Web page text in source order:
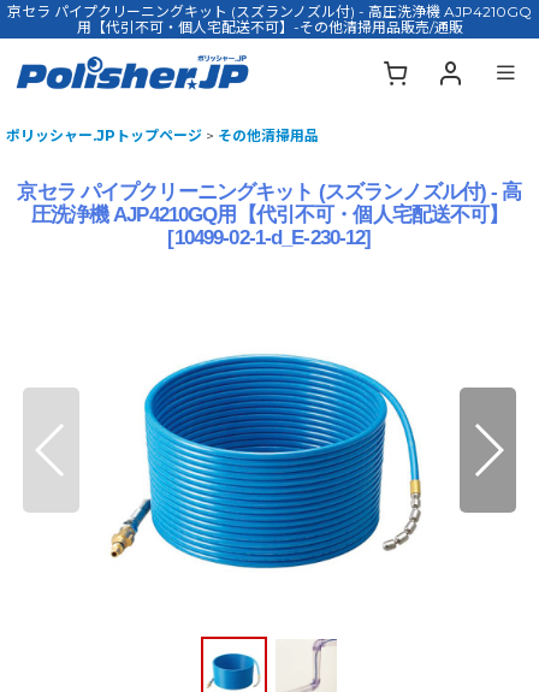
京セラ パイプクリーニングキット (スズランノズル付) - 高圧洗浄機 AJP4210GQ
用【代引不可・個人宅配送不可】-その他清掃用品販売/通販
ポリッシャー.JPトップページ > その他清掃用品
京セラ パイプクリーニングキット (スズランノズル付) - 高
圧洗浄機 AJP4210GQ用【代引不可・個人宅配送不可】
[10499-02-1-d_E-230-12]